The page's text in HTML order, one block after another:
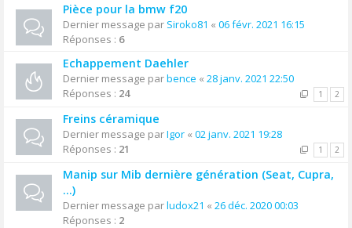
Pièce pour la bmw f20
Dernier message par Siroko81 « 06 févr. 2021 16:15
Réponses : 6
Echappement Daehler
Dernier message parbence « 28 janv. 2021 22:50
Réponses : 24 1 2
Freins céramique
Dernier message parIgor « 02 janv. 2021 19:28
Réponses : 21 1 2
Manip sur Mib dernière génération (Seat, Cupra,
...)
Dernier message parludox21 « 26 déc. 2020 00:03
Réponses : 2